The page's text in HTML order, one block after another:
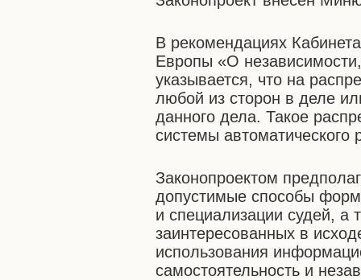
В рекомендациях
Европы «О
указывается, что на
любой из сторон в деле
данного дела. Такое
системы
Законопроектом
допустимые способы
и специализации судей, а
заинтересованных в
использования
самостоятельность и